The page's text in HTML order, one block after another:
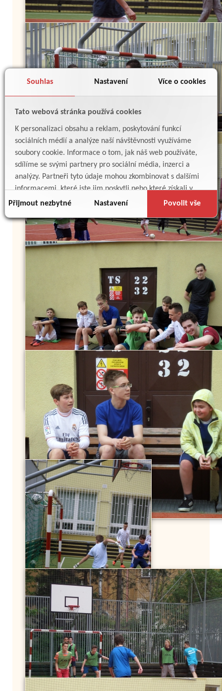
Souhlas Nastavení Více o cookies
Tato webová stránka používá cookies
K personalizaci obsahu a reklam, poskytování funkcí
sociálních médií a analýze naší návštěvnosti využíváme
soubory cookie. Informace o tom, jak náš web používáte,
sdílíme se svými partnery pro sociální média, inzerci a
analýzy. Partneři tyto údaje mohou zkombinovat s dalšími
informacemi, které jste jim poskytli nebo které získali v
důsledku toho, že používáte jejich služby.
Přijmout nezbytné Nastavení Povolit vše